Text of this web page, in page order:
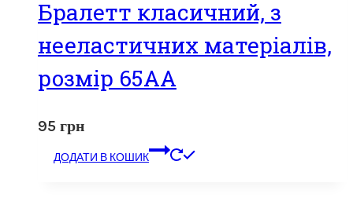
Бралетт класичний, з
нееластичних матеріалів,
розмір 65АA
95 грн
ДОДАТИ В КОШИК